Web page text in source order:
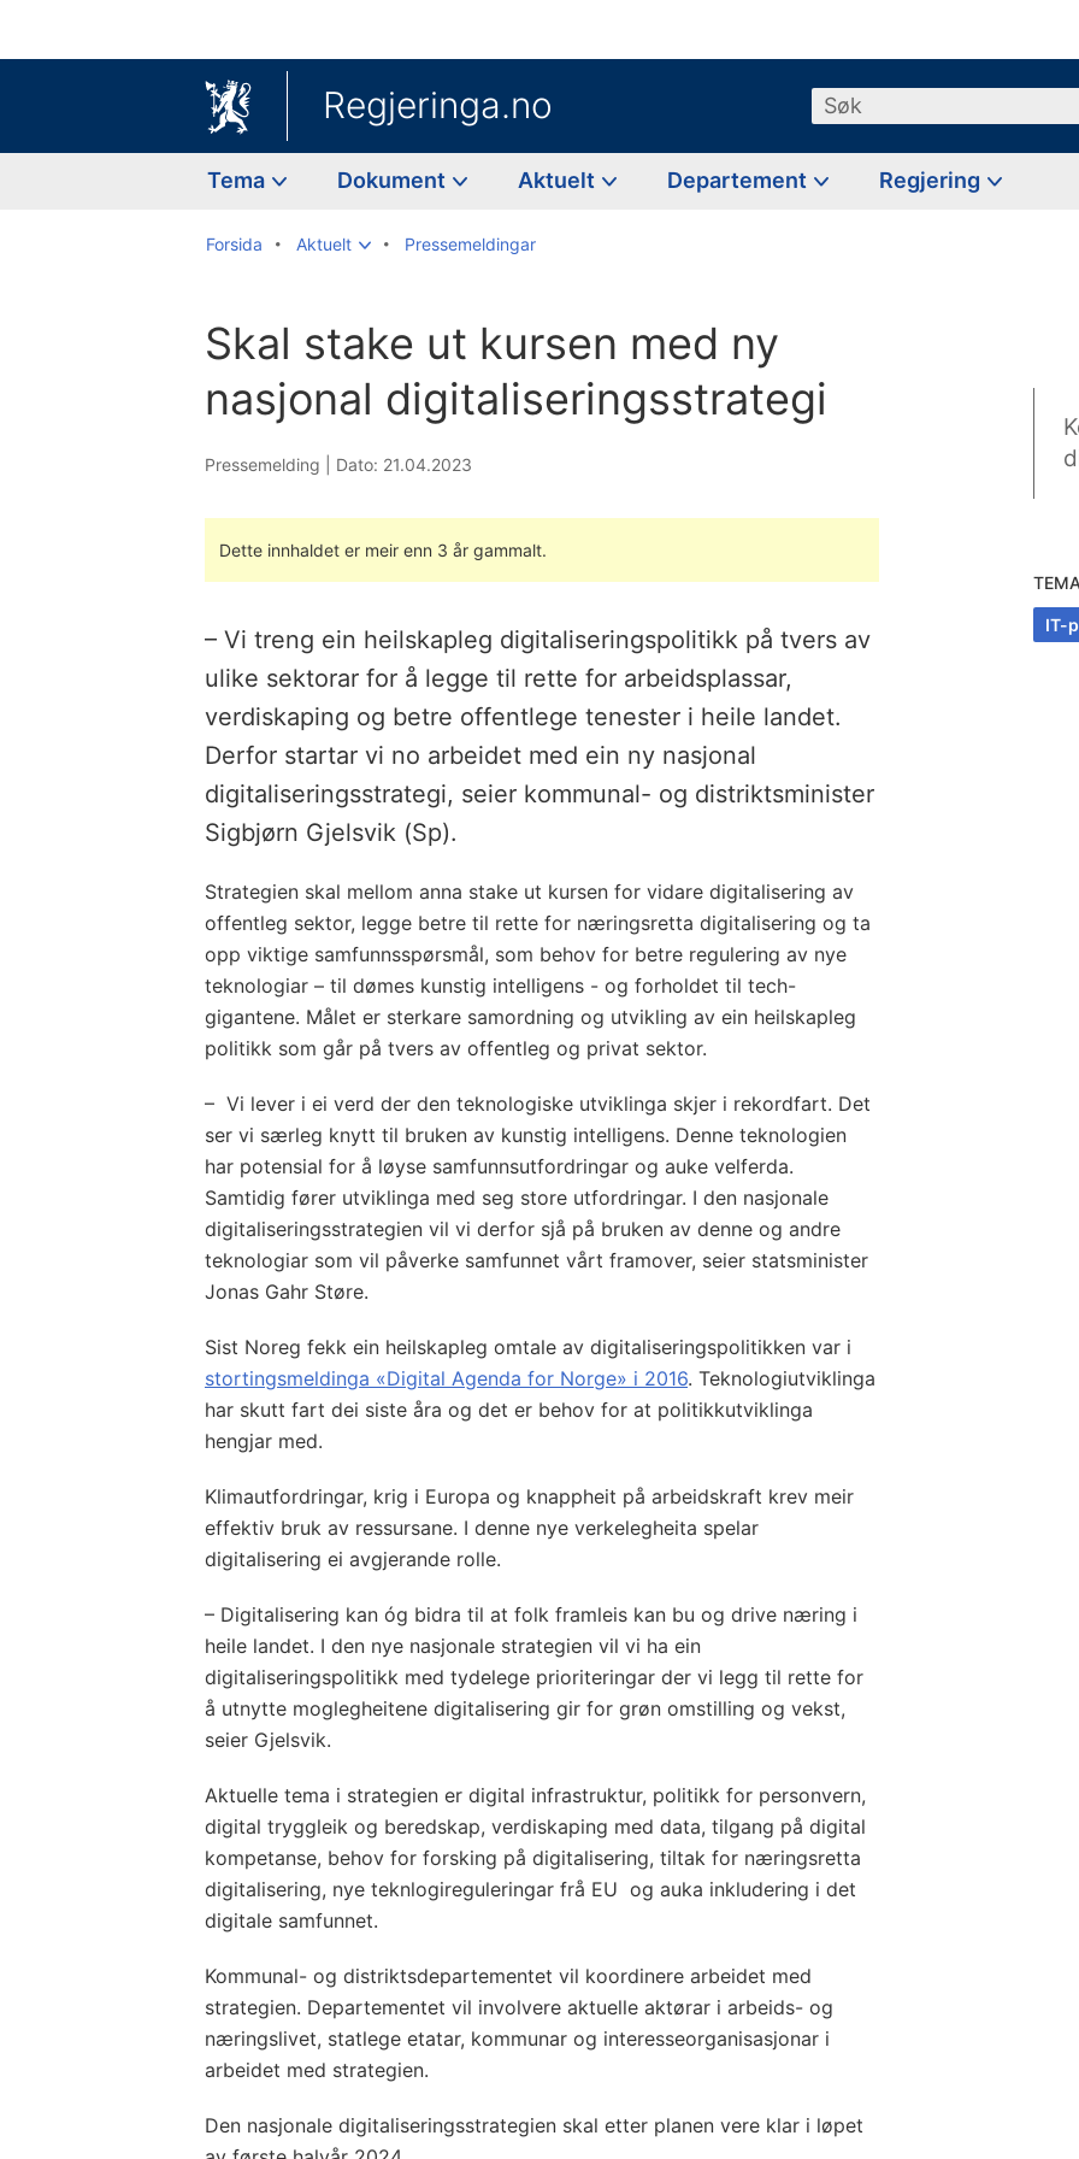
Regjeringa.no Søk
Tema Dokument Aktuelt Departement Regjering
Forsida Aktuelt Pressemeldingar
Skal stake ut kursen med ny
nasjonal digitaliseringsstrategi
Pressemelding | Dato: 21.04.2023
Dette innhaldet er meir enn 3 år gammalt.
– Vi treng ein heilskapleg digitaliseringspolitikk på tvers av
ulike sektorar for å legge til rette for arbeidsplassar,
verdiskaping og betre offentlege tenester i heile landet.
Derfor startar vi no arbeidet med ein ny nasjonal
digitaliseringsstrategi, seier kommunal- og distriktsminister
Sigbjørn Gjelsvik (Sp).
Strategien skal mellom anna stake ut kursen for vidare digitalisering av
offentleg sektor, legge betre til rette for næringsretta digitalisering og ta
opp viktige samfunnsspørsmål, som behov for betre regulering av nye
teknologiar – til dømes kunstig intelligens - og forholdet til tech-
gigantene. Målet er sterkare samordning og utvikling av ein heilskapleg
politikk som går på tvers av offentleg og privat sektor.
– Vi lever i ei verd der den teknologiske utviklinga skjer i rekordfart. Det
ser vi særleg knytt til bruken av kunstig intelligens. Denne teknologien
har potensial for å løyse samfunnsutfordringar og auke velferda.
Samtidig fører utviklinga med seg store utfordringar. I den nasjonale
digitaliseringsstrategien vil vi derfor sjå på bruken av denne og andre
teknologiar som vil påverke samfunnet vårt framover, seier statsminister
Jonas Gahr Støre.
Sist Noreg fekk ein heilskapleg omtale av digitaliseringspolitikken var i
stortingsmeldinga «Digital Agenda for Norge» i 2016. Teknologiutviklinga
har skutt fart dei siste åra og det er behov for at politikkutviklinga
hengjar med.
Klimautfordringar, krig i Europa og knappheit på arbeidskraft krev meir
effektiv bruk av ressursane. I denne nye verkelegheita spelar
digitalisering ei avgjerande rolle.
– Digitalisering kan óg bidra til at folk framleis kan bu og drive næring i
heile landet. I den nye nasjonale strategien vil vi ha ein
digitaliseringspolitikk med tydelege prioriteringar der vi legg til rette for
å utnytte moglegheitene digitalisering gir for grøn omstilling og vekst,
seier Gjelsvik.
Aktuelle tema i strategien er digital infrastruktur, politikk for personvern,
digital tryggleik og beredskap, verdiskaping med data, tilgang på digital
kompetanse, behov for forsking på digitalisering, tiltak for næringsretta
digitalisering, nye teknlogireguleringar frå EU og auka inkludering i det
digitale samfunnet.
Kommunal- og distriktsdepartementet vil koordinere arbeidet med
strategien. Departementet vil involvere aktuelle aktørar i arbeids- og
næringslivet, statlege etatar, kommunar og interesseorganisasjonar i
arbeidet med strategien.
Den nasjonale digitaliseringsstrategien skal etter planen vere klar i løpet
TEMA
IT-